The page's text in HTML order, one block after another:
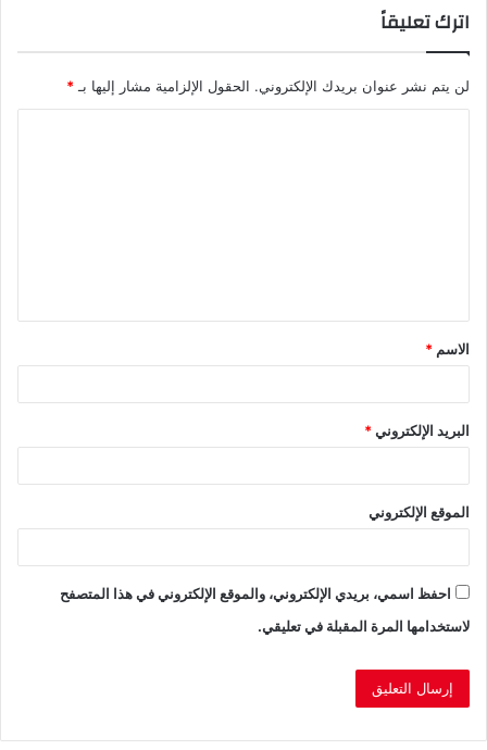
اترك تعليقاً
لن يتم نشر عنوان بريدك الإلكتروني. الحقول الإلزامية مشار إليها بـ *
ق
*
الاسم *
البريد الإلكتروني*
الموقع الإلكتروني
احفظ اسمي، بريدي الإلكتروني، والموقع الإلكتروني في هذا المتصفح
لاستخدامها المرة المقبلة في تعليقي.